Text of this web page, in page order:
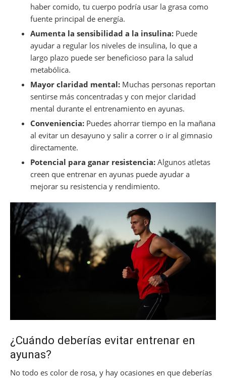
haber comido, tu cuerpo podría usar la grasa como
fuente principal de energía.
Aumenta la sensibilidad a la insulina: Puede
ayudar a regular los niveles de insulina, lo que a
largo plazo puede ser beneficioso para la salud
metabólica.
Mayor claridad mental: Muchas personas reportan
sentirse más concentradas y con mejor claridad
mental durante el entrenamiento en ayunas.
Conveniencia: Puedes ahorrar tiempo en la mañana
al evitar un desayuno y salir a correr o ir al gimnasio
directamente.
Potencial para ganar resistencia: Algunos atletas
creen que entrenar en ayunas puede ayudar a
mejorar su resistencia y rendimiento.
¿Cuándo deberías evitar entrenar en
ayunas?
No todo es color de rosa, y hay ocasiones en que deberías